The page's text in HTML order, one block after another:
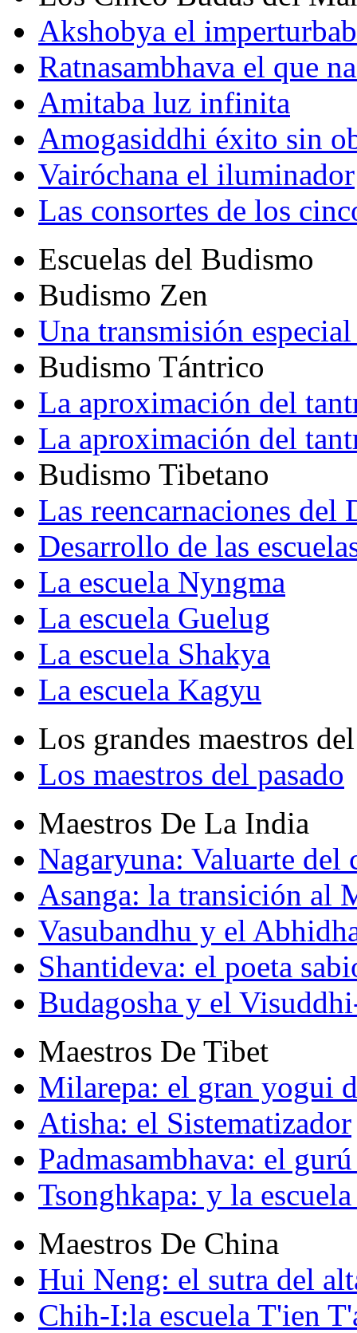
Akshobya el
Ratnasambhava el que
Amitaba luz infinita
Amogasiddhi éxito sin
Vairóchana el iluminador
Las consortes de los
Escuelas del Budismo
Budismo Zen
Una transmisión
Budismo Tántrico
La aproximación del
La aproximación del
Budismo Tibetano
Las reencarnaciones del
Desarrollo de las
La escuela Nyngma
La escuela Guelug
La escuela Shakya
La escuela Kagyu
Los grandes maestros
Los maestros del pasado
Maestros De La India
Nagaryuna: Valuarte del
Asanga: la transición al
Vasubandhu y el
Shantideva: el poeta
Budagosha y el
Maestros De Tibet
Milarepa: el gran yogui
Atisha: el Sistematizador
Padmasambhava: el
Tsonghkapa: y la
Maestros De China
Hui Neng: el sutra del
Chih-I:la escuela T'ien